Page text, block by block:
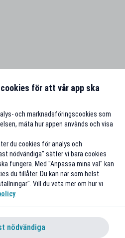
för att vår app ska
och marknadsföringscookies som
mäta hur appen används och visa
du cookies för analys och
nödvändiga" sätter vi bara cookies
fungera. Med "Anpassa mina val" kan
du tillåter. Du kan när som helst
Vill du veta mer om hur vi
nödvändiga